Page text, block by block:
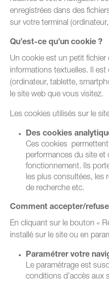
enregistrées dans des
sur votre terminal
Qu’est-ce qu’un cookie ?
Un cookie est un petit fichier
informations textuelles. Il
(ordinateur, tablette,
le site web que vous visitez.
Les cookies utilisés sur le
Des cookies
Ces cookies permettent
performances du site et
fonctionnement. Ils
les plus consultées, les
de recherche etc.
Comment accepter/
En cliquant sur le bouton «
installé sur le site ou en
Paramétrer votre
Le paramétrage est
conditions d’accès aux